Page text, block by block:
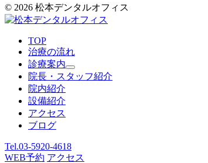
© 2026 松本デンタルオフィス
TOP
治療の流れ
診療案内
院長・スタッフ紹介
院内紹介
設備紹介
アクセス
ブログ
Tel.03-5920-4618
WEB予約 アクセス